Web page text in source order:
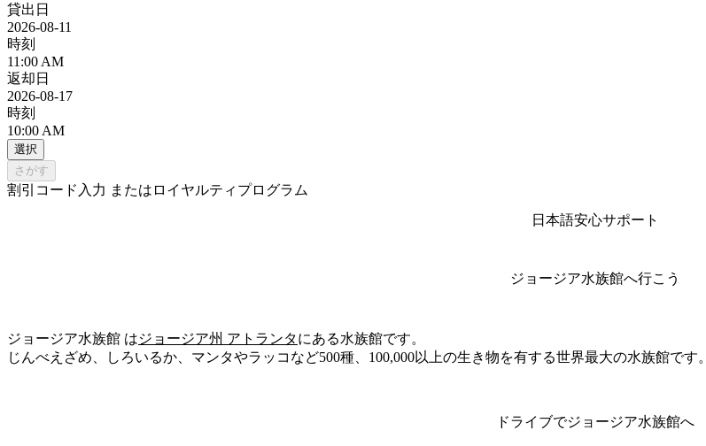
貸出日
2026-08-11
時刻
11:00 AM
返却日
2026-08-17
時刻
10:00 AM
選択
さがす
割引コード入力 またはロイヤルティプログラム
日本語安心サポート
ジョージア水族館へ行こう
ジョージア水族館 はジョージア州 アトランタにある水族館です。
じんべえざめ、しろいるか、マンタやラッコなど500種、100,000以上の生き物を有する世界最大の水族館です。
ドライブでジョージア水族館へ